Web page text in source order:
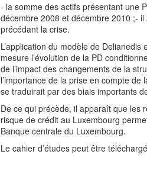
- la somme des actifs présentant une
décembre 2008 et décembre 2010 ;-
précédant la crise.
L’application du modèle de
mesure l’évolution de la PD
de l’impact des changements de la
l’importance de la prise en compte
se traduirait par des biais importants
De ce qui précède, il apparaît que les
risque de crédit au Luxembourg
Banque centrale du Luxembourg.
Le cahier d’études peut être